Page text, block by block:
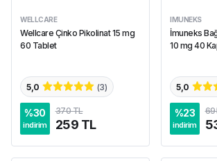
WELLCARE
Wellcare Çinko Pikolinat 15 mg
60 Tablet
5,0 (3)
%30
indirim
370 TL
259 TL
IMUNEKS
İmuneks
10 mg 40
5,0
%23
indirim